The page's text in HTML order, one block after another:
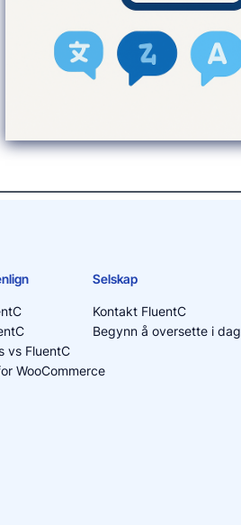
vs FluentC
WooCommerce
Selskap
Kontakt FluentC
Begynn å oversette i dag